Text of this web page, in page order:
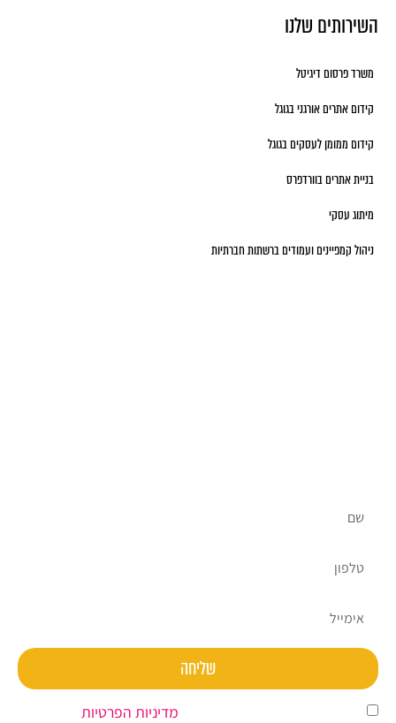
השירותים שלנו
משרד פרסום דיגיטל
קידום אתרים אורגני בגוגל
קידום ממומן לעסקים בגוגל
בניית אתרים בוורדפרס
מיתוג עסקי
ניהול קמפיינים ועמודים ברשתות חברתיות
מדיניות הפרטיות
שליחה